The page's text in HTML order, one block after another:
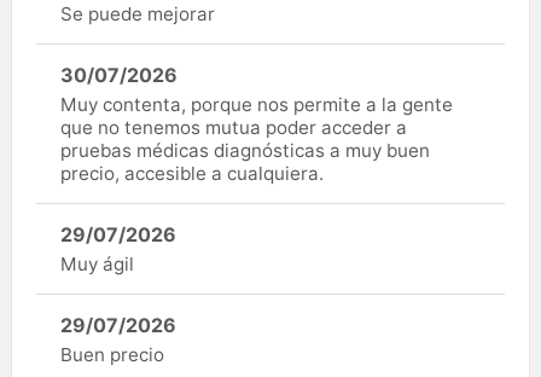
Se puede mejorar
30/07/2026
Muy contenta, porque nos permite a la gente
que no tenemos mutua poder acceder a
pruebas médicas diagnósticas a muy buen
precio, accesible a cualquiera.
29/07/2026
Muy ágil
29/07/2026
Buen precio